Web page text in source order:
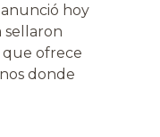
hoy
sellaron
que ofrece
donde